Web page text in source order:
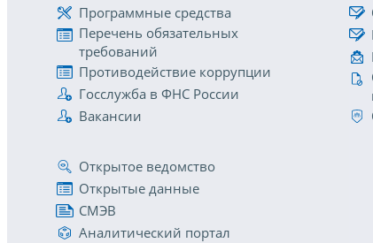
Программные средства
Перечень обязательных
требований
Противодействие коррупции
Госслужба в ФНС России
Вакансии
Открытое ведомство
Открытые данные
СМЭВ
Аналитический портал